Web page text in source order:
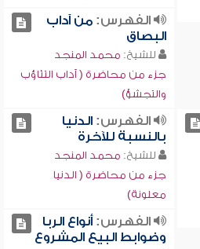
الفهرس:من آداب
البصاق
للشيخ: محمد المنجد
جزء من محاضرة ( آداب التثاؤب
والتجشؤ)
الفهرس:الدنيا
بالنسبة للآخرة
للشيخ: محمد المنجد
جزء من محاضرة ( الدنيا
معلونة)
الفهرس:أنواع الربا
وضوابط البيع المشروع